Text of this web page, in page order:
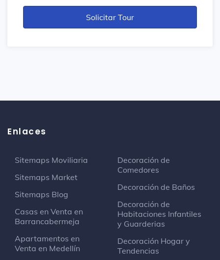
Enlaces
Sitemaps Moviliaria
Sitemaps Market
Sitemaps Blog
Casas en Venta en
Barrancabermeja
Apartamentos en
Venta en Medellín
Decoración de
Comedores
Decoración de Baños
Decoración de
Habitaciones Infantiles
y Guarderias
Decoración Hogar y
Tendencias